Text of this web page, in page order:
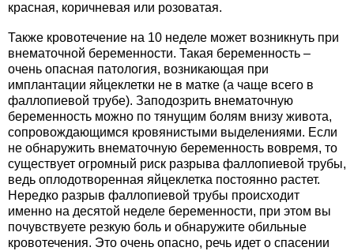
красная, коричневая или розоватая.
Также кровотечение на 10 неделе может возникнуть при
внематочной беременности. Такая беременность –
очень опасная патология, возникающая при
имплантации яйцеклетки не в матке (а чаще всего в
фаллопиевой трубе). Заподозрить внематочную
беременность можно по тянущим болям внизу живота,
сопровождающимся кровянистыми выделениями. Если
не обнаружить внематочную беременность вовремя, то
существует огромный риск разрыва фаллопиевой трубы,
ведь оплодотворенная яйцеклетка постоянно растет.
Нередко разрыв фаллопиевой трубы происходит
именно на десятой неделе беременности, при этом вы
почувствуете резкую боль и обнаружите обильные
кровотечения. Это очень опасно, речь идет о спасении